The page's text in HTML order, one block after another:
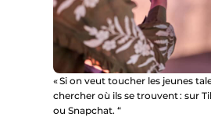
« Si on veut toucher les jeunes
chercher où ils se trouvent : sur
ou Snapchat. “